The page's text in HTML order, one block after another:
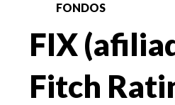
FONDOS
FIX
Fitch